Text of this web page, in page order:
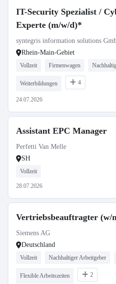
IT-Security Spezialist /
Experte (m/w/d)*
syntegris information solutions
Rhein-Main-Gebiet
Vollzeit Firmenwagen
Weiterbildungen 4
24.07.2026
Assistant EPC Manager
Perfetti Van Melle
SH
Vollzeit
28.07.2026
Vertriebsbeauftragter (w/
Siemens AG
Deutschland
Vollzeit Nachhaltiger Arbeitgeber
Flexible Arbeitszeiten 2